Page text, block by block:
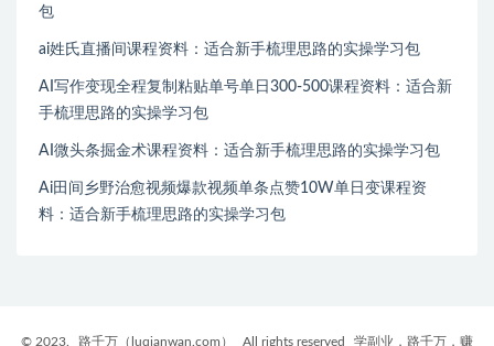
包
ai姓氏直播间课程资料：适合新手梳理思路的实操学习包
AI写作变现全程复制粘贴单号单日300-500课程资料：适合新
手梳理思路的实操学习包
AI微头条掘金术课程资料：适合新手梳理思路的实操学习包
Ai田间乡野治愈视频爆款视频单条点赞10W单日变课程资
料：适合新手梳理思路的实操学习包
© 2023. 路千万（luqianwan.com） All rights reserved 学副业，路千万，赚